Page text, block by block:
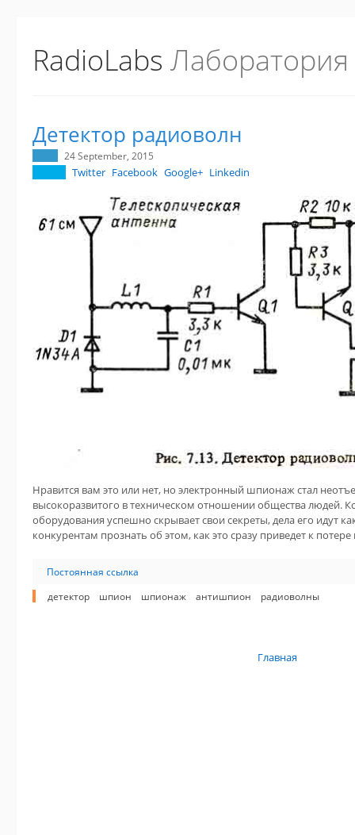
RadioLabs
Детектор радиоволн
24 September, 2015
Twitter Facebook Google+ Linkedin
Нравится вам это или нет, но электронный шпионаж стал
высокоразвитого в техническом отношении общества людей.
оборудования успешно скрывает свои секреты, дела его идут
конкурентам прознать об этом, как это сразу приведет к
Постоянная ссылка
детектор
шпион шпионаж антишпион радиоволны
Главная